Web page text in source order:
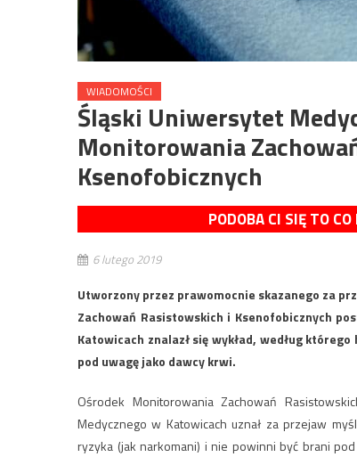
WIADOMOŚCI
Śląski Uniwersytet
Monitorowania
Ksenofobicznych
PODOBA CI SIĘ TO
6 lutego 2019
Utworzony przez prawomocnie skazanego za
Zachowań Rasistowskich i Ksenofobicznych
Katowicach znalazł się wykład, według
pod uwagę jako dawcy krwi.
Ośrodek Monitorowania Zachowań
Medycznego w Katowicach uznał za przejaw
ryzyka (jak narkomani) i nie powinni być brani